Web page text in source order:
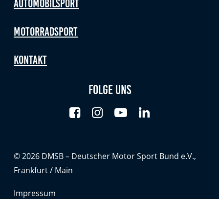
Motorradsport
Kontakt
Folge uns
© 2026 DMSB – Deutscher Motor Sport Bund e.V.,
Frankfurt / Main
Impressum